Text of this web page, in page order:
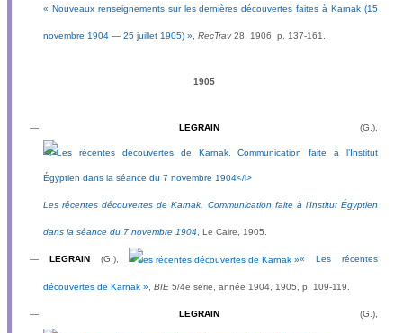
« Nouveaux renseignements sur les dernières découvertes faites à Karnak (15
novembre 1904 — 25 juillet 1905) », RecTrav28, 1906, p. 137-161.
1905
— LEGRAIN (G.),
Les récentes découvertes de Karnak. Communication faite à l’Institut Égyptien
dans la séance du 7 novembre 1904, Le Caire, 1905.
— LEGRAIN(G.), « Les récentes
découvertes de Karnak » BIE 5/4e série, année 1904, 1905, p. 109-119.
— LEGRAIN (G.),